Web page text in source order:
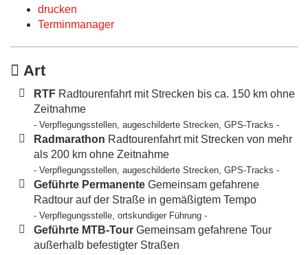
drucken
Terminmanager
Art
RTF Radtourenfahrt mit Strecken bis ca. 150 km ohne
Zeitnahme
- Verpflegungsstellen, augeschilderte Strecken, GPS-Tracks -
Radmarathon Radtourenfahrt mit Strecken von mehr
als 200 km ohne Zeitnahme
- Verpflegungsstellen, augeschilderte Strecken, GPS-Tracks -
Geführte Permanente Gemeinsam gefahrene
Radtour auf der Straße in gemäßigtem Tempo
- Verpflegungsstelle, ortskundiger Führung -
Geführte MTB-Tour Gemeinsam gefahrene Tour
außerhalb befestigter Straßen